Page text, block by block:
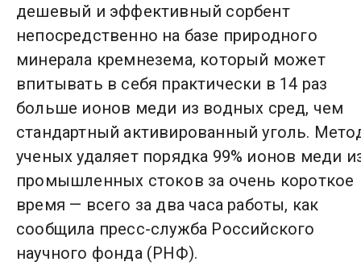
дешевый и эффективный сорбент
непосредственно на базе природного
минерала кремнезема, который может
впитывать в себя практически в 14 раз
больше ионов меди из водных сред, чем
стандартный активированный уголь.
ученых удаляет порядка 99% ионов меди
промышленных стоков за очень короткое
время — всего за два часа работы, как
сообщила пресс-служба Российского
научного фонда (РНФ).